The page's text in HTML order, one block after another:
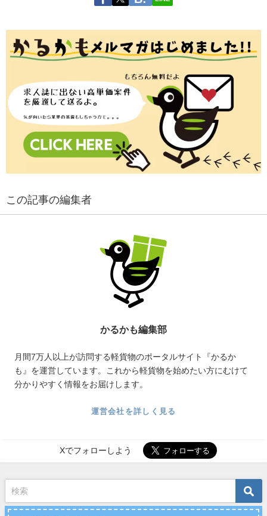
この記事の編集者
かるかも編集部
月間7万人以上が訪問する軽貨物のポータルサイト『かるか
も』を運営しています。これから軽貨物を始めたい方にむけて
分かりやすく情報をお届けします。
運営会社を詳しく見る
Xでフォローしよう